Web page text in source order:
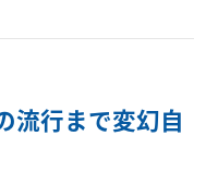
流行まで変幻自